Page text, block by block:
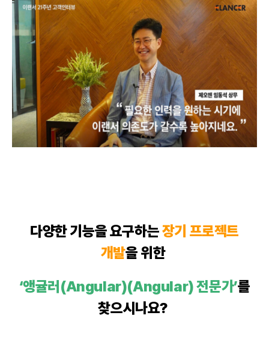
다양한 기능을 요구하는장기 프로젝트
개발을 위한
‘앵귤러(Angular)(Angular) 전문가’를
찾으시나요?